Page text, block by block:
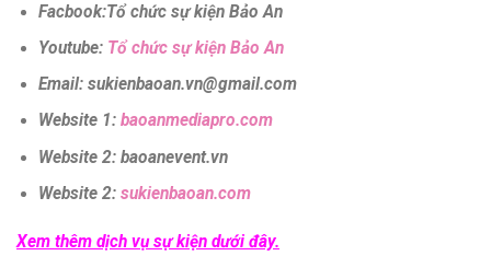
Facbook:Tổ chức sự kiện Bảo An
Youtube: Tổ chức sự kiện Bảo An
Email: sukienbaoan.vn@gmail.com
Website 1:baoanmediapro.com
Website 2: baoanevent.vn
Website 2:sukienbaoan.com
Xem thêm dịch vụ sự kiện dưới đây.